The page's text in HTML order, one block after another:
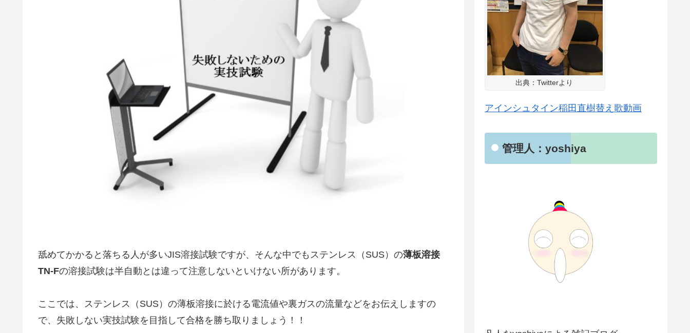
舐めてかかると落ちる人が多いJIS溶接試験ですが、そんな中でもステンレス（SUS）の薄板溶接
TN-Fの溶接試験は半自動とは違って注意しないといけない所があります。
ここでは、ステンレス（SUS）の薄板溶接に於ける電流値や裏ガスの流量などをお伝えしますの
で、失敗しない実技試験を目指して合格を勝ち取りましょう！！
出典：Twitterより
アインシュタイン稲田直樹替え歌動画
管理人：yoshiya